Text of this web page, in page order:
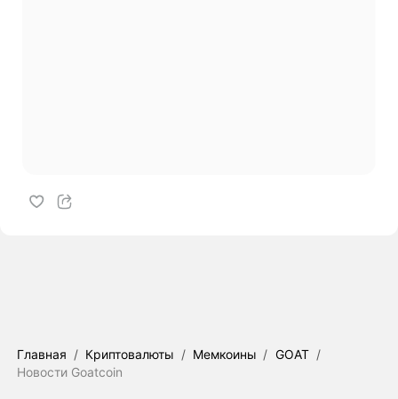
Главная / Криптовалюты / Мемкоины / GOAT /
Новости Goatcoin